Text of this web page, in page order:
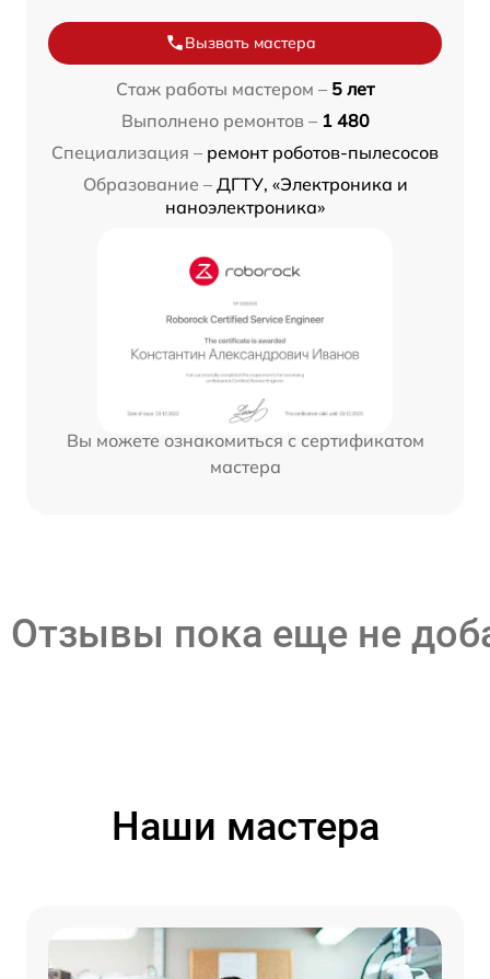
Вызвать мастера
Стаж работы мастером – 5 лет
Выполнено ремонтов – 1 480
Специализация – ремонт роботов-пылесосов
Образование – ДГТУ, «Электроника и
наноэлектроника»
Вы можете ознакомиться с сертификатом
мастера
Отзывы пока еще не
Наши мастера